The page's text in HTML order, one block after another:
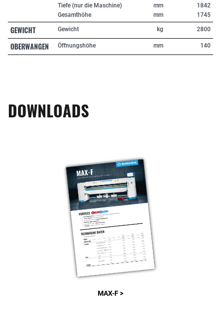
Tiefe (nur die Maschine)
Gesamthöhe
mm
mm
1842
1745
GEWICHT Gewicht kg 2800
OBERWANGEN Öffnungshöhe mm 140
DOWNLOADS
MAX-F >